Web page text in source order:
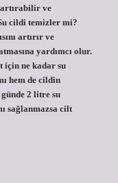
artırabilir ve
cildi temizler mi?
artırır ve
yardımcı olur.
ne kadar su
hem de cildin
2 litre su
sağlanmazsa cilt